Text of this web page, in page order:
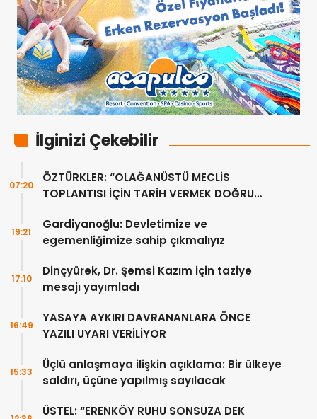
İlginizi Çekebilir
ÖZTÜRKLER: “OLAĞANÜSTÜ MECLİS
TOPLANTISI İÇİN TARİH VERMEK DOĞRU
07:20
Gardiyanoğlu: Devletimize ve
egemenliğimize sahip çıkmalıyız
19:21
Dinçyürek, Dr. Şemsi Kazım için taziye
mesajı yayımladı
17:10
YASAYA AYKIRI DAVRANANLARA ÖNCE
YAZILI UYARI VERİLİYOR
16:49
Üçlü anlaşmaya ilişkin açıklama: Bir ülkeye
saldırı, üçüne yapılmış sayılacak
15:33
ÜSTEL: “ERENKÖY RUHU SONSUZA DEK